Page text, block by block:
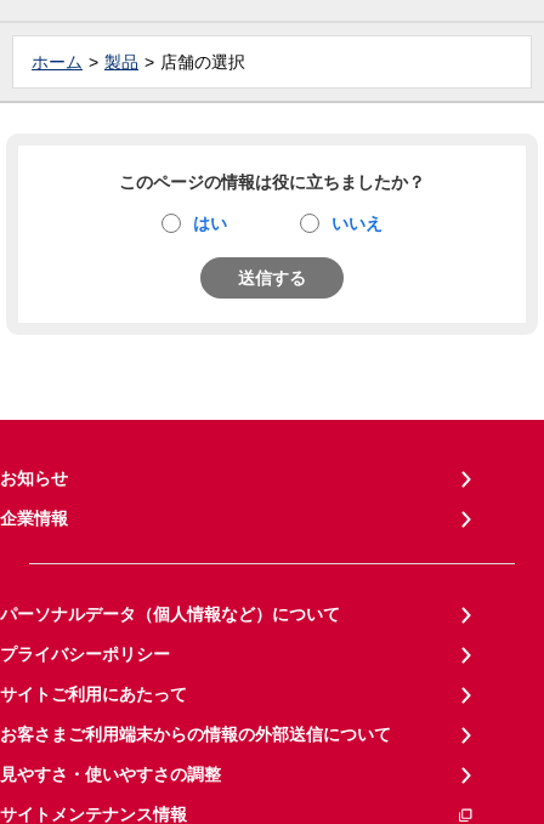
ホーム 製品 店舗の選択
このページの情報は役に立ちましたか？
はい いいえ
送信する
お知らせ
企業情報
パーソナルデータ（個人情報など）について
プライバシーポリシー
サイトご利用にあたって
お客さまご利用端末からの情報の外部送信について
見やすさ・使いやすさの調整
サイトメンテナンス情報